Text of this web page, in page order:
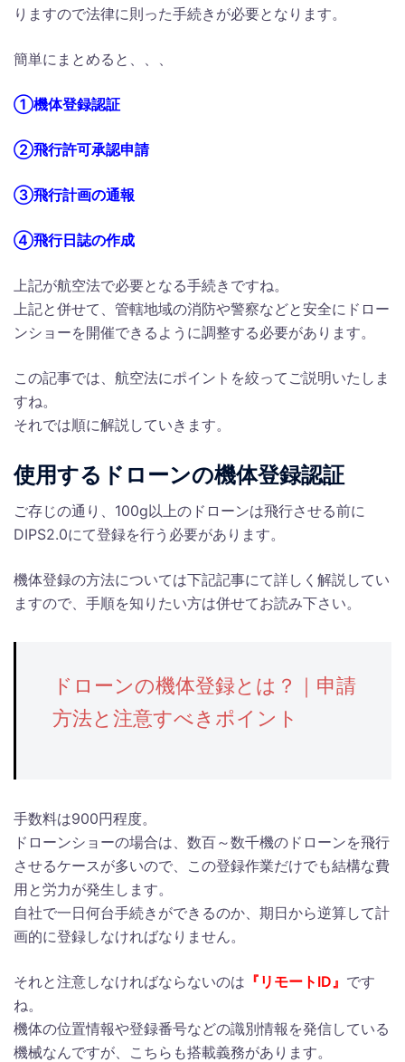
りますので法律に則った手続きが必要となります。
簡単にまとめると、、、
①機体登録認証
②飛行許可承認申請
③飛行計画の通報
④飛行日誌の作成
上記が航空法で必要となる手続きですね。
上記と併せて、管轄地域の消防や警察などと安全にドロー
ンショーを開催できるように調整する必要があります。
この記事では、航空法にポイントを絞ってご説明いたしま
すね。
それでは順に解説していきます。
使用するドローンの機体登録認証
ご存じの通り、100g以上のドローンは飛行させる前に
DIPS2.0にて登録を行う必要があります。
機体登録の方法については下記記事にて詳しく解説してい
ますので、手順を知りたい方は併せてお読み下さい。
ドローンの機体登録とは？｜申請
方法と注意すべきポイント
手数料は900円程度。
ドローンショーの場合は、数百～数千機のドローンを飛行
させるケースが多いので、この登録作業だけでも結構な費
用と労力が発生します。
自社で一日何台手続きができるのか、期日から逆算して計
画的に登録しなければなりません。
それと注意しなければならないのは 『リモートID』 です
ね。
機体の位置情報や登録番号などの識別情報を発信している
機械なんですが、こちらも搭載義務があります。